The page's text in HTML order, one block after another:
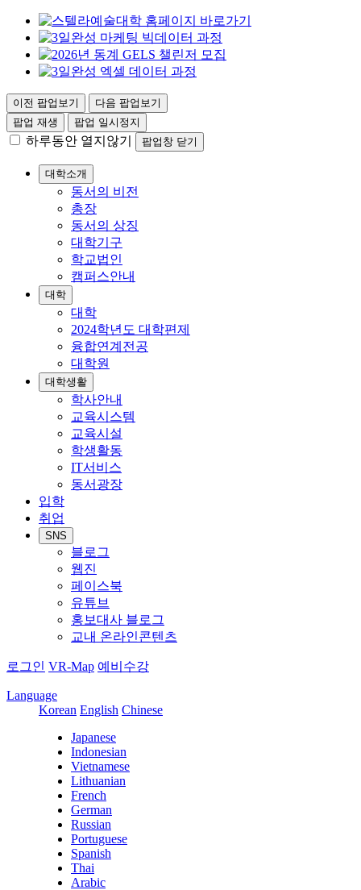
이전 팝업보기
다음 팝업보기
팝업 재생
팝업 일시정지
하루동안 열지않기 팝업창 닫기
대학소개
동서의 비전
총장
동서의 상징
대학기구
학교법인
캠퍼스안내
대학
대학
2024학년도 대학편제
융합연계전공
대학원
대학생활
학사안내
교육시스템
교육시설
학생활동
IT서비스
동서광장
입학
취업
SNS
블로그
웹진
페이스북
유튜브
홍보대사 블로그
교내 온라인콘텐츠
로그인 VR-Map 예비수강
Language
Korean English Chinese
Japanese
Indonesian
Vietnamese
Lithuanian
French
German
Russian
Portuguese
Spanish
Thai
Arabic